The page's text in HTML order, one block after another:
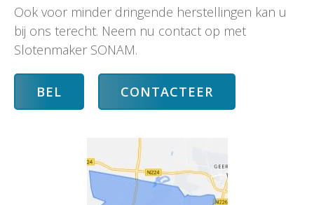
Ook voor minder dringende herstellingen kan u
bij ons terecht. Neem nu contact op met
Slotenmaker SONAM.
BEL CONTACTEER